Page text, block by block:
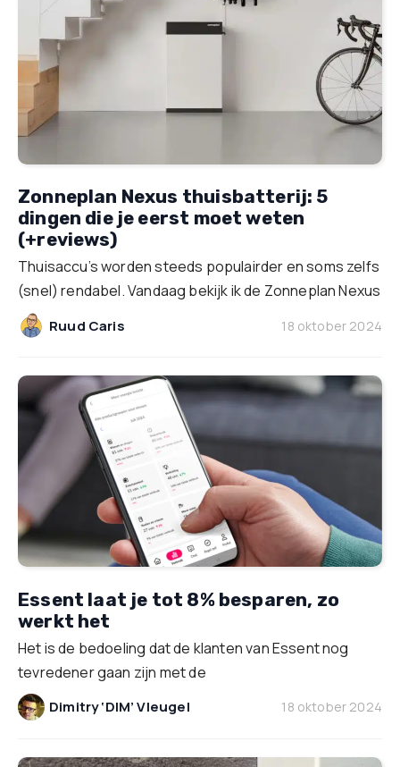
Zonneplan Nexus thuisbatterij: 5
dingen die je eerst moet weten
(+reviews)
Thuisaccu’s worden steeds populairder en soms zelfs
(snel) rendabel. Vandaag bekijk ik de Zonneplan Nexus
Ruud Caris 18 oktober 2024
Essent laat je tot 8% besparen, zo
werkt het
Het is de bedoeling dat de klanten van Essent nog
tevredener gaan zijn met de
Dimitry ‘DIM’ Vleugel 18 oktober 2024